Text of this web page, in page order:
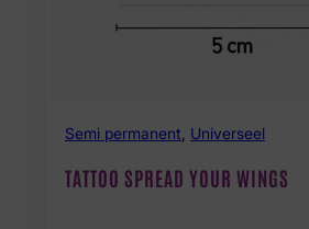
Semi permanent Universeel
TATTOO SPREAD YOUR WINGS